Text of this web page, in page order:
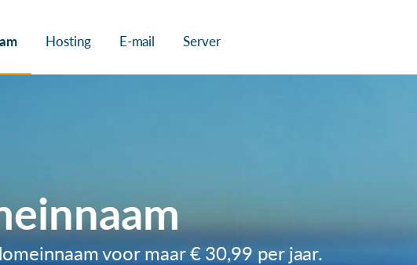
Hosting E-mail Server
voor maar€ 30,99 per jaar.